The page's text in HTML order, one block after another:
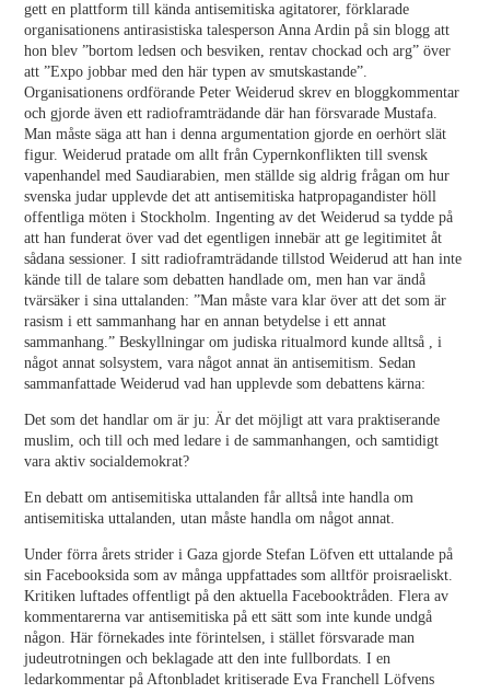
gett en plattform till kända antisemitiska agitatorer, förklarade
organisationens antirasistiska talesperson Anna Ardin på sin blogg att
hon blev ”bortom ledsen och besviken, rentav chockad och arg” över
att ”Expo jobbar med den här typen av smutskastande”.
Organisationens ordförande Peter Weiderud skrev en bloggkommentar
och gjorde även ett radioframträdande där han försvarade Mustafa.
Man måste säga att han i denna argumentation gjorde en oerhört slät
figur. Weiderud pratade om allt från Cypernkonflikten till svensk
vapenhandel med Saudiarabien, men ställde sig aldrig frågan om hur
svenska judar upplevde det att antisemitiska hatpropagandister höll
offentliga möten i Stockholm. Ingenting av det Weiderud sa tydde på
att han funderat över vad det egentligen innebär att ge legitimitet åt
sådana sessioner. I sitt radioframträdande tillstod Weiderud att han inte
kände till de talare som debatten handlade om, men han var ändå
tvärsäker i sina uttalanden: ”Man måste vara klar över att det som är
rasism i ett sammanhang har en annan betydelse i ett annat
sammanhang.” Beskyllningar om judiska ritualmord kunde alltså , i
något annat solsystem, vara något annat än antisemitism. Sedan
sammanfattade Weiderud vad han upplevde som debattens kärna:
Det som det handlar om är ju: Är det möjligt att vara praktiserande
muslim, och till och med ledare i de sammanhangen, och samtidigt
vara aktiv socialdemokrat?
En debatt om antisemitiska uttalanden får alltså inte handla om
antisemitiska uttalanden, utan måste handla om något annat.
Under förra årets strider i Gaza gjorde Stefan Löfven ett uttalande på
sin Facebooksida som av många uppfattades som alltför proisraeliskt.
Kritiken luftades offentligt på den aktuella Facebooktråden. Flera av
kommentarerna var antisemitiska på ett sätt som inte kunde undgå
någon. Här förnekades inte förintelsen, i stället försvarade man
judeutrotningen och beklagade att den inte fullbordats. I en
ledarkommentar på Aftonbladet kritiserade Eva Franchell Löfvens